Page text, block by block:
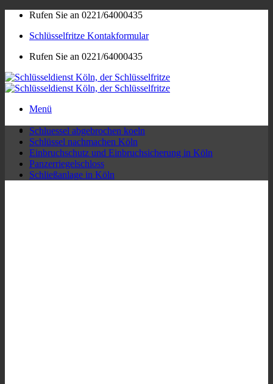
Zum
springen
Rufen Sie an 0221/64000435
Schlüsselfritze Kontakformular
Rufen Sie an 0221/64000435
Menü
Schluessel abgebrochen koeln
Schlüssel nachmachen Köln
Einbruchschutz und Einbruchsicherung in Köln
Panzerriegelschloss
Schließanlage in Köln